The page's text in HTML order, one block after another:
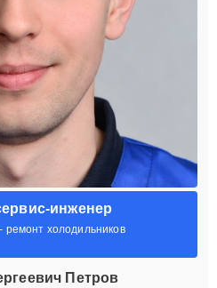
инженер
холодильников
Петров